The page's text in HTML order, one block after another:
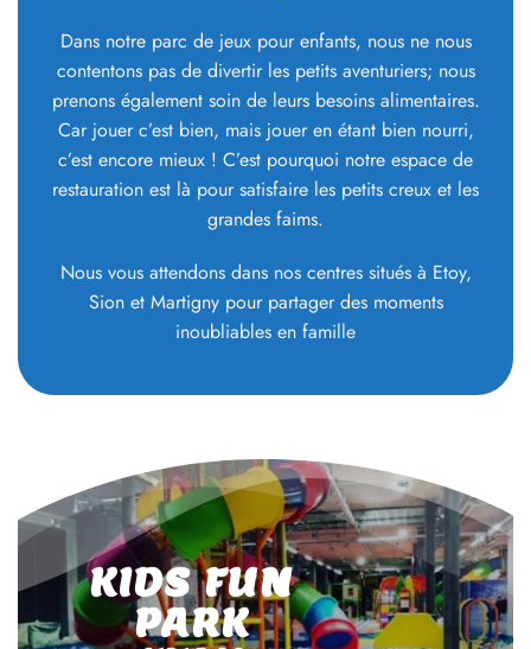
centres à Etoy (VD), à Sion (VS) ou à Martigny
(VS)
Dans notre parc de jeux pour enfants, nous ne nous
contentons pas de divertir les petits aventuriers; nous
prenons également soin de leurs besoins alimentaires.
Car jouer c’est bien, mais jouer en étant bien nourri,
restauration est là pour satisfaire les petits creux et les
grandes faims.
Sion et Martigny pour partager des moments